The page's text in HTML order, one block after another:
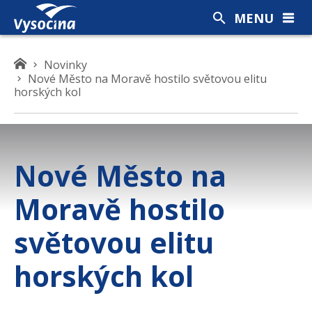
K
d
e
s
a
h
í
t
Novinky
Nové Město na Moravě hostilo světovou elitu
horských kol
Nové Město na
Moravě hostilo
světovou elitu
horských kol
MENU